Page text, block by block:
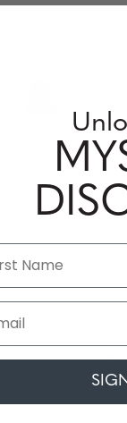
Kista :
sont
lumière bleue.